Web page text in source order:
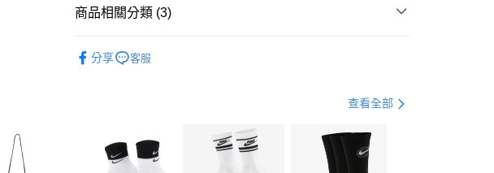
聯邦商業銀行
台新國際商業銀行
【關於「AFTEE先享後付」】
３．安心：先確認商品／服務後，再付款。
【「AFTEE先享後付」結帳流程】
每筆NT$100，滿NT$1,500(含以上)免運費
商品相關分類 (3)
分享 客服
查看全部